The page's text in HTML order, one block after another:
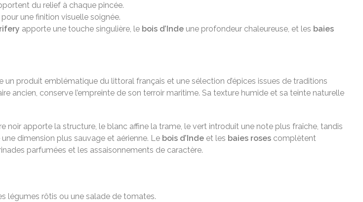
du relief à chaque pincée.
une finition visuelle soignée.
apporte une touche singulière, le bois d’Inde une profondeur chaleureuse, et les baies
un produit emblématique du littoral français et une sélection d’épices issues de traditions
ancien, conserve l’empreinte de son terroir maritime. Sa texture humide et sa teinte naturelle
apporte la structure, le blanc affine la trame, le vert introduit une note plus fraîche, tandis
dimension plus sauvage et aérienne. Le bois d’Inde et les baies roses complètent
parfumées et les assaisonnements de caractère.
légumes rôtis ou une salade de tomates.